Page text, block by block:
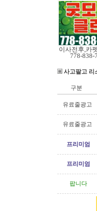
778-838-
사고팔고 리
구분
유료줄광고
유료줄광고
프리미엄
프리미엄
팝니다